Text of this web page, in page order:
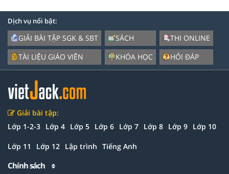
Dịch vụ nổi bật:
GIẢI BÀI TẬP SGK & SBT
TÀI LIỆU GIÁO VIÊN
SÁCH
KHÓA HỌC
THI ONLINE
HỎI ĐÁP
Giải bài tập:
Lớp 1-2-3 Lớp 4 Lớp 5 Lớp 6 Lớp 7 Lớp 8 Lớp 9 Lớp 10
Lớp 11 Lớp 12 Lập trình Tiếng Anh
Chính sách